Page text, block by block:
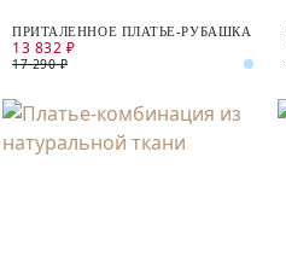
ПРИТАЛЕННОЕ ПЛАТЬЕ-РУБАШКА
13 832 ₽
17 290 ₽